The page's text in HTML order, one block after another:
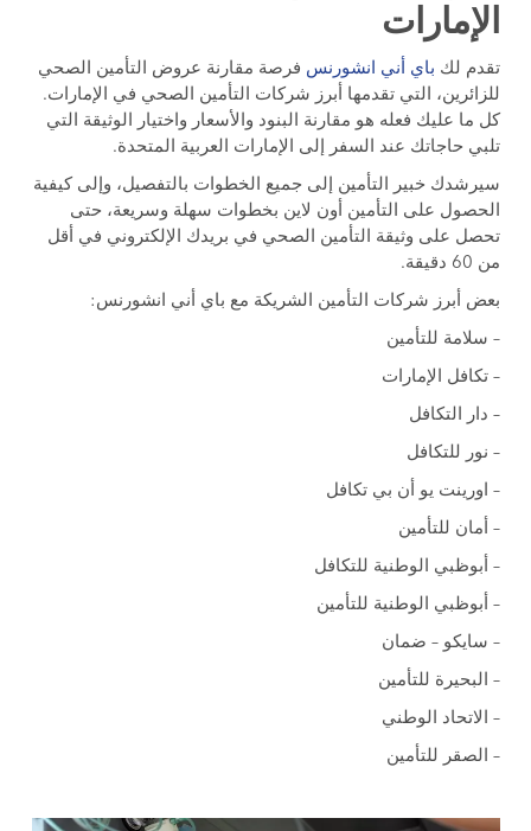
الإمارات
تقدم لك باي أني انشورنس فرصة مقارنة عروض التأمين الصحي
للزائرين، التي تقدمها أبرز شركات التأمين الصحي في الإمارات.
كل ما عليك فعله هو مقارنة البنود والأسعار واختيار الوثيقة التي
تلبي حاجاتك عند السفر إلى الإمارات العربية المتحدة.
سيرشدك خبير التأمين إلى جميع الخطوات بالتفصيل، وإلى كيفية
الحصول على التأمين أون لاين بخطوات سهلة وسريعة، حتى
تحصل على وثيقة التأمين الصحي في بريدك الإلكتروني في أقل
من 60 دقيقة.
بعض أبرز شركات التأمين الشريكة مع باي أني انشورنس:
– سلامة للتأمين
– تكافل الإمارات
– دار التكافل
– نور للتكافل
– اورينت يو أن بي تكافل
– أمان للتأمين
– أبوظبي الوطنية للتكافل
– أبوظبي الوطنية للتأمين
– سايكو – ضمان
– البحيرة للتأمين
– الاتحاد الوطني
– الصقر للتأمين